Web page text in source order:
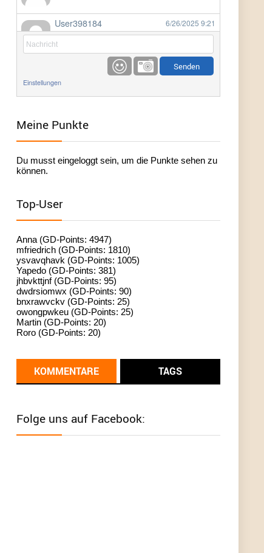
User398184 6/26/2025 9:21
Facilitator
6/26/2025
Facilitator
standardization
standardization
User398182
standardization
User398182
standardization
User398182
Western Australia
Western Australia
Western Australia
Einstellungen
Meine Punkte
Du musst eingeloggt sein, um die Punkte sehen zu
können.
Top-User
Anna (GD-Points: 4947)
mfriedrich (GD-Points: 1810)
ysvavqhavk (GD-Points: 1005)
Yapedo (GD-Points: 381)
jhbvkttjnf (GD-Points: 95)
dwdrsiomwx (GD-Points: 90)
bnxrawvckv (GD-Points: 25)
owongpwkeu (GD-Points: 25)
Martin (GD-Points: 20)
Roro (GD-Points: 20)
KOMMENTARE TAGS
Folge uns auf Facebook: